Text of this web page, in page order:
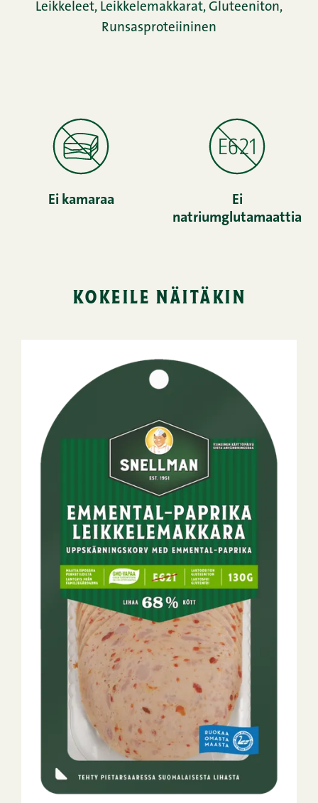
Leikkeleet, Leikkelemakkarat, Gluteeniton,
Runsasproteiininen
Ei kamaraa
Ei
natriumglutamaattia
kokeile näitäkin